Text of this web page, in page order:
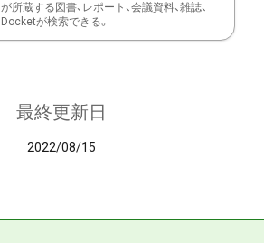
が所蔵する図書、レポート、会議資料、雑誌、
Docketが検索できる。
最終更新日
2022/08/15